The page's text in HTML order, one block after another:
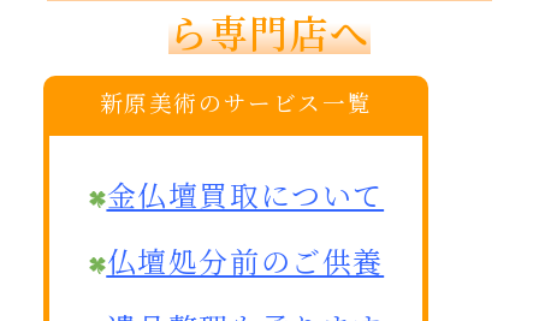
ら専門店へ
新原美術のサービス一覧
金仏壇買取について
仏壇処分前のご供養